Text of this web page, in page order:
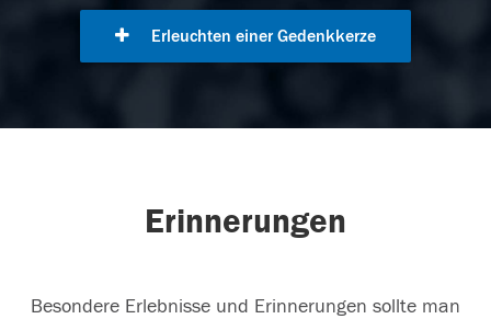
Erleuchten einer Gedenkkerze
Erinnerungen
Besondere Erlebnisse und Erinnerungen sollte man